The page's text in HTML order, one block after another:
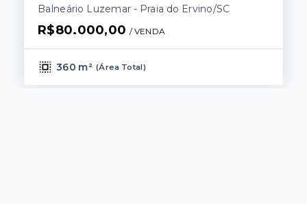
Balneário Luzemar - Praia do Ervino/SC
R$80.000,00 / VENDA
360 m² (Área Total)